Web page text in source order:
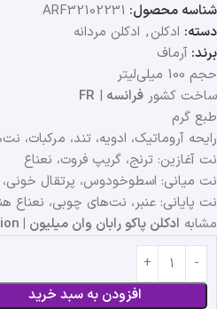
شناسه محصول: ARF32102231
دسته: ادکلن, ادکلن مردانه
برند: آرماف
حجم 100 میلی‌لیتر
ساخت کشور فرانسه |
FR
طبع گرم
رایحه آروماتیک، ادویه، تند، مرکبات،
نت آغازین: ترنج، گریپ فروت، نعناع
نت میانی: اسطوخودوس، پرتقال خونی،
نت پایانی: عنبر، نت‌های چوبی، نعناع
مشابه ادکلن پاکو رابان وان میلیون | Paco Rabanne 1 Million
افزودن به سبد خرید